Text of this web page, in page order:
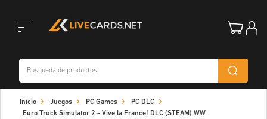
navigation
Inicio Juegos PC Games
PC DLC
Euro Truck Simulator 2 - Vive la France! DLC (STEAM) WW